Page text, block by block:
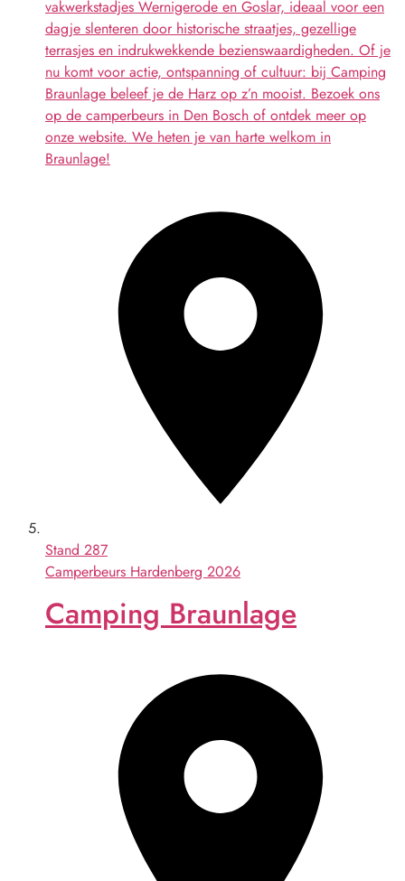
vakwerkstadjes Wernigerode en Goslar, ideaal voor een
dagje slenteren door historische straatjes, gezellige
terrasjes en indrukwekkende bezienswaardigheden. Of je
nu komt voor actie, ontspanning of cultuur: bij Camping
Braunlage beleef je de Harz op z’n mooist. Bezoek ons
op de camperbeurs in Den Bosch of ontdek meer op
onze website. We heten je van harte welkom in
Braunlage!
Stand 287
Camperbeurs Hardenberg 2026
Camping Braunlage